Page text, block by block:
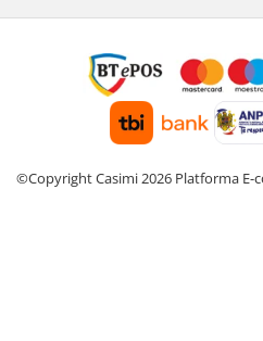
©Copyright Casimi 2026 Platforma E-